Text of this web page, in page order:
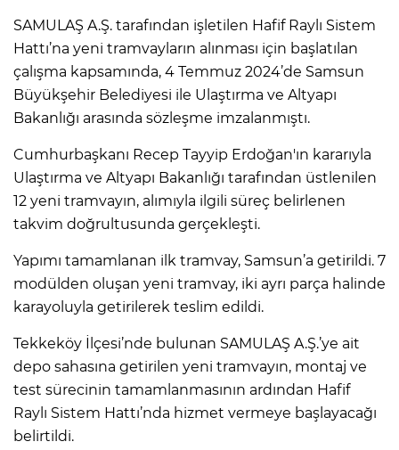
SAMULAŞ A.Ş. tarafından işletilen Hafif Raylı Sistem
Hattı’na yeni tramvayların alınması için başlatılan
çalışma kapsamında, 4 Temmuz 2024’de Samsun
Büyükşehir Belediyesi ile Ulaştırma ve Altyapı
Bakanlığı arasında sözleşme imzalanmıştı.
Cumhurbaşkanı Recep Tayyip Erdoğan'ın kararıyla
Ulaştırma ve Altyapı Bakanlığı tarafından üstlenilen
12 yeni tramvayın, alımıyla ilgili süreç belirlenen
takvim doğrultusunda gerçekleşti.
Yapımı tamamlanan ilk tramvay, Samsun’a getirildi. 7
modülden oluşan yeni tramvay, iki ayrı parça halinde
karayoluyla getirilerek teslim edildi.
Tekkeköy İlçesi’nde bulunan SAMULAŞ A.Ş.’ye ait
depo sahasına getirilen yeni tramvayın, montaj ve
test sürecinin tamamlanmasının ardından Hafif
Raylı Sistem Hattı’nda hizmet vermeye başlayacağı
belirtildi.